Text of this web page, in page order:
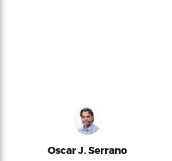
Oscar J. Serrano